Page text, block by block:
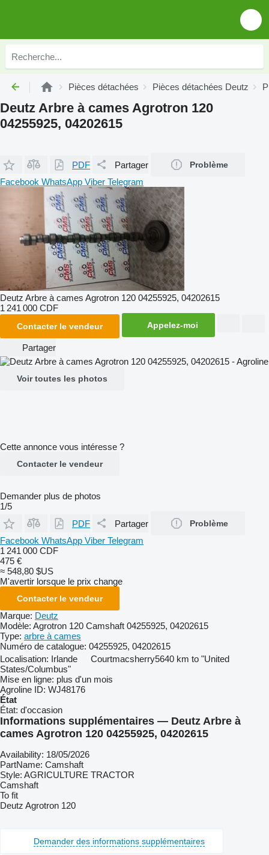
Pièces détachées Pièces détachées Deutz
Deutz Arbre à cames Agrotron 120
04255925, 04202615
PDF Partager Problème
Facebook WhatsApp Viber Telegram
Deutz Arbre à cames Agrotron 120 04255925, 04202615
1 241 000 CDF
Contacter le vendeur Appelez-moi
Partager
Voir toutes les photos
Cette annonce vous intéresse ?
Contacter le vendeur
Demander plus de photos
1/5
PDF
Partager Problème
Facebook WhatsApp Viber Telegram
1 241 000 CDF
475 €
≈ 548,80 $US
M'avertir lorsque le prix change
Contacter le vendeur
Marque: Deutz
Modèle: Agrotron 120 Camshaft 04255925, 04202615
Type: arbre à cames
Numéro de catalogue: 04255925, 04202615
Localisation: Irlande Courtmacsherry5640 km to "United
States/Columbus"
Mise en ligne: plus d'un mois
Agroline ID: WJ48176
État
État: d'occasion
Informations supplémentaires — Deutz Arbre à
cames Agrotron 120 04255925, 04202615
Availability: 18/05/2026
PartName: Camshaft
Style: AGRICULTURE TRACTOR
Camshaft
To fit
Deutz Agrotron 120
Demander des informations supplémentaires